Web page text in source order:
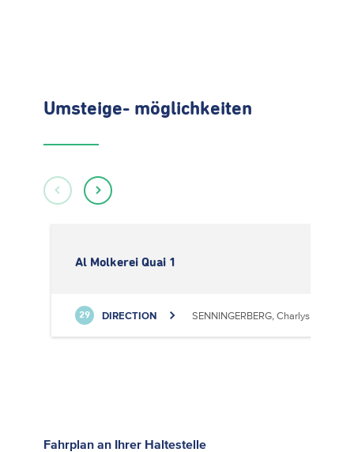
Umsteige- möglichkeiten
Al Molkerei Quai 1
29 DIRECTION SENNINGERBERG, Charlys Statioun
Fahrplan an Ihrer Haltestelle